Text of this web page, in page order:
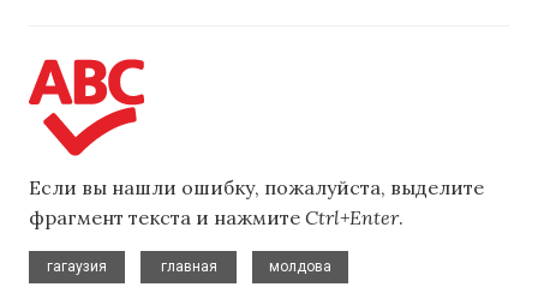
Если вы нашли ошибку, пожалуйста, выделите
фрагмент текста и нажмите Ctrl+Enter.
гагаузия
главная
молдова